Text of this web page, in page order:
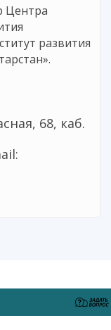
Центра
развития
68, каб.